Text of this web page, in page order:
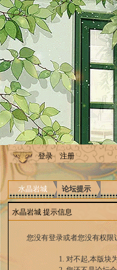
登录 注册
水晶岩城 论坛提示
水晶岩城 提示信息
您没有登录或者您没有权
对不起,本版块